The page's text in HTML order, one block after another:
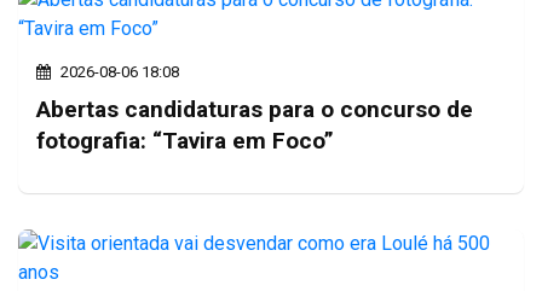
2026-08-06 18:08
Abertas candidaturas para o concurso de
fotografia: “Tavira em Foco”